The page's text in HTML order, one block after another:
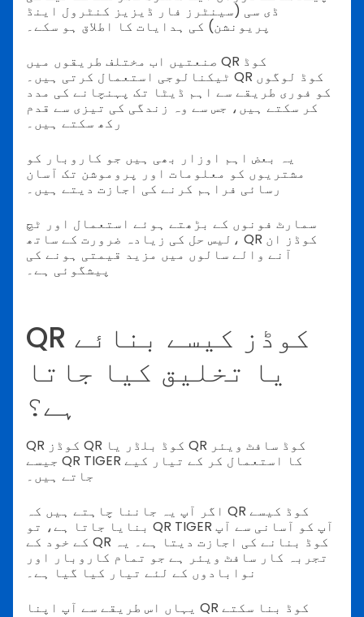
ڈی سی (سینٹرز فار ڈیزیز کنٹرول اینڈ
پریونشن) کی ہدایات کا اطلاق ہو سکے۔
صنعتیں اب مختلف طریقوں میں QR کوڈ
ٹیکنالوجی استعمال کرتی ہیں۔ QR کوڈ لوگوں
کو فوری طریقے سے اہم ڈیٹا تک پہنچانے کی مدد
کر سکتے ہیں، جس سے وہ زندگی کی تیزی سے قدم
رکھ سکتے ہیں۔
یہ بعض اہم اوزار بھی ہیں جو کاروبار کو
مشتریوں کو معلومات اور پروموشن تک آسان
رسائی فراہم کرنے کی اجازت دیتے ہیں۔
سمارٹ فونوں کے بڑھتے ہوئے استعمال اور ٹچ
لیس حل کی زیادہ ضرورت کے ساتھ، QR کوڈز ان
آنے والے سالوں میں مزید قیمتی ہونے کی
پیشگوئی ہے۔
QR کوڈز کیسے بنائے
یا تخلیق کیا جاتا
ہے؟
QR کوڈز QR کوڈ بلڈر یا QR کوڈ سافٹ ویئر
جیسے QR TIGER کا استعمال کر کے تیار کیے
جاتے ہیں۔
اگر آپ یہ جاننا چاہتے ہیں کہ QR کوڈ کیسے
بنایا جاتا ہے، تو QR TIGER آپ کو آسانی سے آپ
کے خود کے QR کوڈ بنانے کی اجازت دیتا ہے۔ یہ
تجربہ کار سافٹ ویئر ہے جو تمام کاروبار اور
نوابادوں کے لئے تیار کیا گیا ہے۔
یہاں اس طریقے سے آپ اپنا QR کوڈ بنا سکتے